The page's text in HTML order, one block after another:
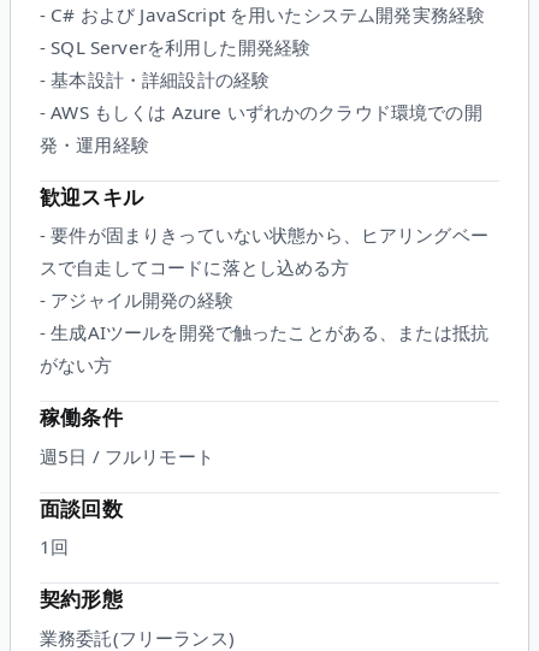
- C# および JavaScript を用いたシステム開発実務経験
- SQL Serverを利用した開発経験
- 基本設計・詳細設計の経験
- AWS もしくは Azure いずれかのクラウド環境での開
発・運用経験
歓迎スキル
- 要件が固まりきっていない状態から、ヒアリングベー
スで自走してコードに落とし込める方
- アジャイル開発の経験
- 生成AIツールを開発で触ったことがある、または抵抗
がない方
稼働条件
週5日 / フルリモート
面談回数
1 回
契約形態
業務委託(フリーランス)